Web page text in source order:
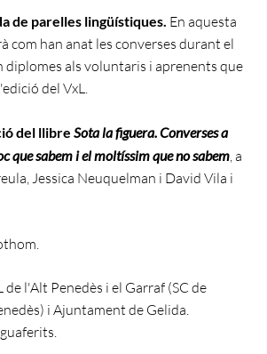
de parelles lingüístiques. En aquesta
com han anat les converses durant el
diplomes als voluntaris i aprenents que
del VxL.
del llibre Sota la figuera. Converses a
que sabem i el moltíssim que no sabem, a
Jessica Neuquelman i David Vila i
l'Alt Penedès i el Garraf (SC de
i Ajuntament de Gelida.